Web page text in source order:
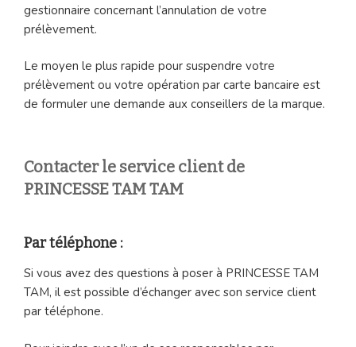
gestionnaire concernant l’annulation de votre
prélèvement.
Le moyen le plus rapide pour suspendre votre
prélèvement ou votre opération par carte bancaire est
de formuler une demande aux conseillers de la marque.
Contacter le service client de
PRINCESSE TAM TAM
Par téléphone :
Si vous avez des questions à poser à PRINCESSE TAM
TAM, il est possible d’échanger avec son service client
par téléphone.